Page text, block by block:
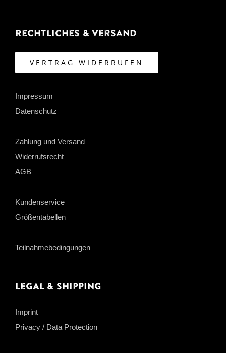
Rechtliches & Versand
VERTRAG WIDERRUFEN
Impressum
Datenschutz
Zahlung und Versand
Widerrufsrecht
AGB
Kundenservice
Größentabellen
Teilnahmebedingungen
Legal & Shipping
Imprint
Privacy / Data Protection